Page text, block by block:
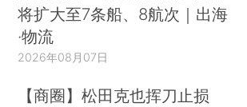
将扩大至7条船、8航次｜出海
·物流
2026年08月07日
【商圈】松田克也挥刀止损